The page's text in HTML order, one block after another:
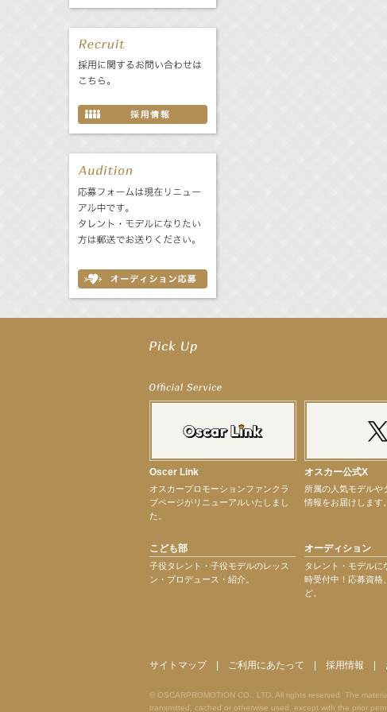
【武井咲】ENFÖLD 2026 PF/FW archetypeに登場！
【elfin’】7thシングル『全世界』がFMたいはくでO.A.決定♪
【elfin’】8月16日（日）「全世界」発売記念イベント決定！
【elfin’】7thシングル『全世界』がFM TANABEでO.A.決定♪
【昆虫ハンター牧田習】8月13日（木）プライムツリー赤池「ふれあい昆虫フェスティバ
【定本楓馬】WEB DIGVII 連載企画『東京23時』に登場！
【elfin’】7thシングル『全世界』がFMふくろうでパワープレイO.A.決定
【上戸彩】「サントリードリームマッチ2026」 始球式
【上戸彩】サントリー「−196」新CM出演！
【elfin’】【辻美優】8月28日（金）「辻美優(elfin’)グレイテスト・ショー」に出演決定！
【elfin’】9月27日（日）「Beauty Voice Theater Reboot Vol.3」開催決定！
【本田紗来】「Ray」9月号発売中！
【宇垣美里】「マンガ【推しの子】展‐星のキセキ‐」オープニングイベント
Oscer Link
オスカープロモーションファンクラ
ブページがリニューアルいたしまし
た。
オスカー公式X
所属の人気モデルや
情報をお届けします。
こども部
子役タレント・子役モデルのレッス
ン・プロデュース・紹介。
オーディション
タレント・モデルに
時受付中！応募資格
ど。
サイトマップ| ご利用にあたって 採用情報
© OSCARPROMOTION CO., LTD. All rights reserved. The
transmitted, cached or otherwise used, except with the prior